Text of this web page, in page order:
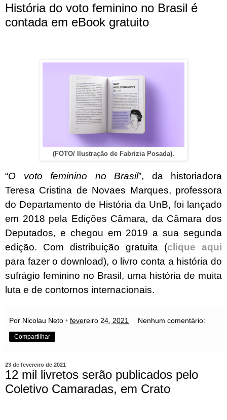
História do voto feminino no Brasil é
contada em eBook gratuito
(FOTO/ Ilustração de Fabrizia Posada).
“O voto feminino no Brasil”, da historiadora
Teresa Cristina de Novaes Marques, professora
do Departamento de História da UnB, foi lançado
em 2018 pela Edições Câmara, da Câmara dos
Deputados, e chegou em 2019 a sua segunda
edição. Com distribuição gratuita (clique aqui
para fazer o download), o livro conta a história do
sufrágio feminino no Brasil, uma história de muita
luta e de contornos internacionais.
Por Nicolau Neto • fevereiro 24, 2021 Nenhum comentário:
Compartilhar
23 de fevereiro de 2021
12 mil livretos serão publicados pelo
Coletivo Camaradas, em Crato